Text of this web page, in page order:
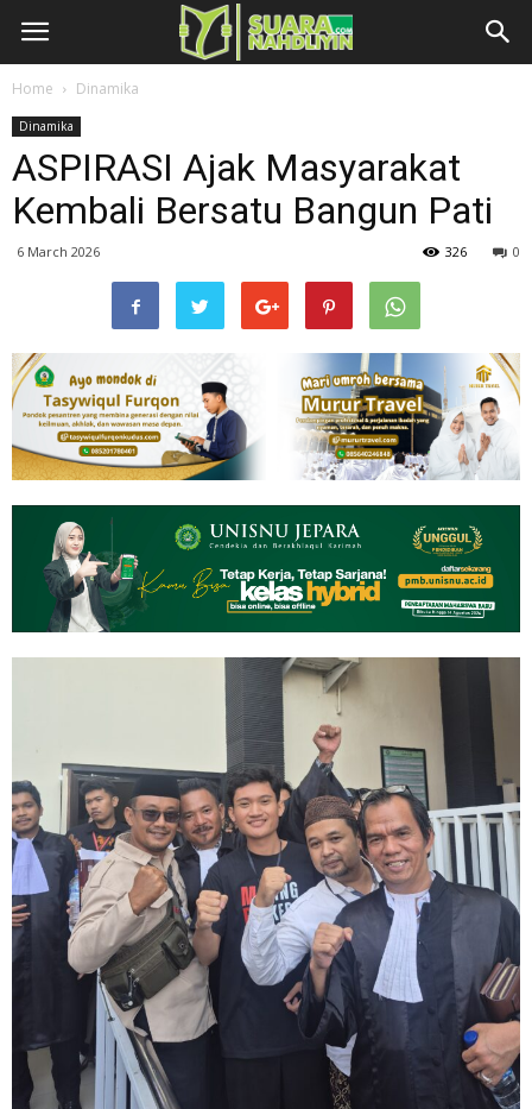
Home Dinamika
Dinamika
ASPIRASI Ajak Masyarakat
Kembali Bersatu Bangun Pati
6 March 2026 0
326